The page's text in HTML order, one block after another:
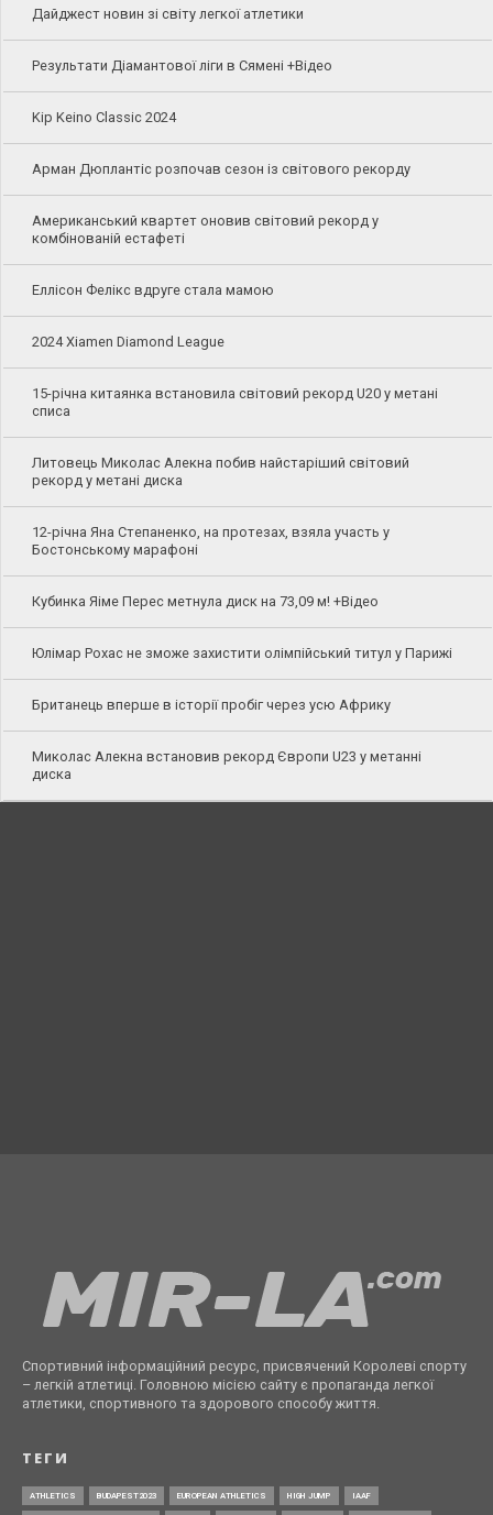
Дайджест новин зі світу легкої атлетики
Результати Діамантової ліги в Сямені +Відео
Kip Keino Classic 2024
Арман Дюплантіс розпочав сезон із світового рекорду
Американський квартет оновив світовий рекорд у
комбінованій естафеті
Еллісон Фелікс вдруге стала мамою
2024 Xiamen Diamond League
15-річна китаянка встановила світовий рекорд U20 у метані
списа
Литовець Миколас Алекна побив найстаріший світовий
рекорд у метані диска
12-річна Яна Степаненко, на протезах, взяла участь у
Бостонському марафоні
Кубинка Яіме Перес метнула диск на 73,09 м! +Відео
Юлімар Рохас не зможе захистити олімпійський титул у Парижі
Британець вперше в історії пробіг через усю Африку
Миколас Алекна встановив рекорд Європи U23 у метанні
диска
Спортивний інформаційний ресурс, присвячений Королеві спорту
– легкій атлетиці. Головною місією сайту є пропаганда легкої
атлетики, спортивного та здорового способу життя.
ТЕГИ
ATHLETICS BUDAPEST2023 EUROPEAN ATHLETICS HIGH JUMP IAAF